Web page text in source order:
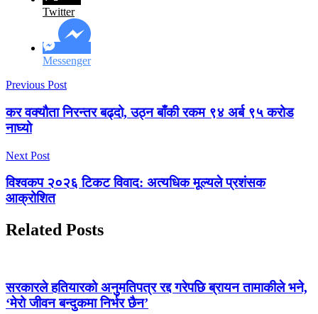
Twitter
Messenger
Previous Post
कर वक्यौता निरन्तर बढ्दो, उठ्न बाँकी रकम ९४ अर्ब ९५ करोड
नाघ्यो
Next Post
विश्वकप २०२६ टिकट विवाद: अत्यधिक मूल्यले प्रशंसक
आक्रोशित
Related Posts
सरकारले हतियारको अनुमतिपत्र रद्द गरेपछि ब्रायन तामाकीले भने,
‘मेरो जीवन बन्दुकमा निर्भर छैन’